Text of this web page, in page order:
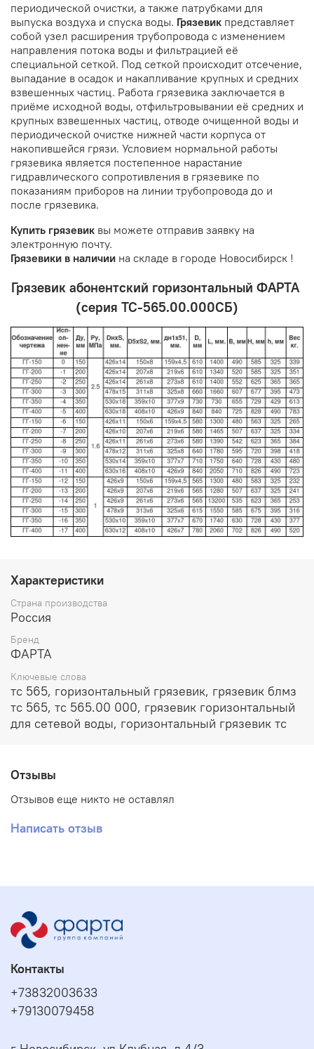
периодической очистки, а также патрубками для
выпуска воздуха и спуска воды. Грязевик представляет
собой узел расширения трубопровода с изменением
направления потока воды и фильтрацией её
специальной сеткой. Под сеткой происходит отсечение,
выпадание в осадок и накапливание крупных и средних
взвешенных частиц. Работа грязевика заключается в
приёме исходной воды, отфильтровывании её средних и
крупных взвешенных частиц, отводе очищенной воды и
периодической очистке нижней части корпуса от
накопившейся грязи. Условием нормальной работы
грязевика является постепенное нарастание
гидравлического сопротивления в грязевике по
показаниям приборов на линии трубопровода до и
после грязевика.
Купить грязевик вы можете отправив заявку на
электронную почту.
Грязевики в наличии на складе в городе Новосибирск !
Грязевик абонентский горизонтальный ФАРТА
(серия ТС-565.00.000СБ)
Характеристики
Страна производства
Россия
Бренд
ФАРТА
Ключевые слова
тс 565, горизонтальный грязевик, грязевик блмз
тс 565, тс 565.00 000, грязевик горизонтальный
для сетевой воды, горизонтальный грязевик тс
Отзывы
Отзывов еще никто не оставлял
Написать отзыв
Контакты
+73832003633
+79130079458